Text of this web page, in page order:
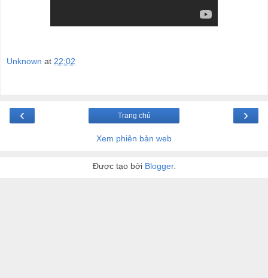
Unknown at 22:02
‹ ›
Trang chủ
Xem phiên bản web
Được tạo bởi Blogger.